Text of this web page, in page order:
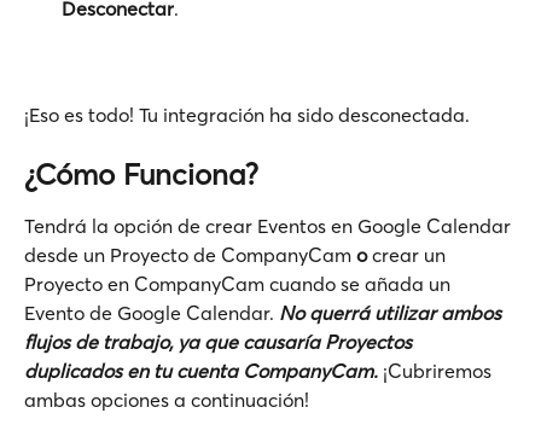
Desconectar.
¡Eso es todo! Tu integración ha sido desconectada.
¿Cómo Funciona?
Tendrá la opción de crear Eventos en Google Calendar
desde un Proyecto de CompanyCam o crear un
Proyecto en CompanyCam cuando se añada un
Evento de Google Calendar. No querrá utilizar ambos
flujos de trabajo, ya que causaría Proyectos
duplicados en tu cuenta CompanyCam. ¡Cubriremos
ambas opciones a continuación!